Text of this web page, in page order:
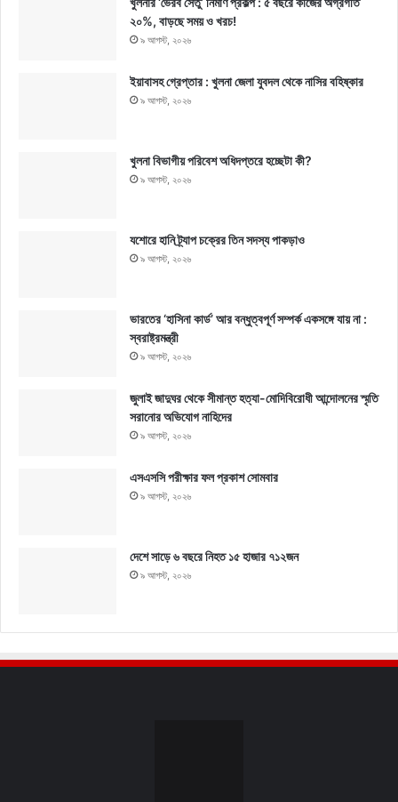
২০%, বাড়ছে সময় ও খরচ!
৯ আগস্ট, ২০২৬
ইয়াবাসহ গ্রেপ্তার : খুলনা জেলা যুবদল থেকে নাসির বহিষ্কার
৯ আগস্ট, ২০২৬
খুলনা বিভাগীয় পরিবেশ অধিদপ্তরে হচ্ছেটা কী?
৯ আগস্ট, ২০২৬
যশোরে হানি ট্র্যাপ চক্রের তিন সদস্য পাকড়াও
৯ আগস্ট, ২০২৬
ভারতের ‘হাসিনা কার্ড’ আর বন্ধুত্বপূর্ণ সম্পর্ক একসঙ্গে যায় না :
স্বরাষ্ট্রমন্ত্রী
৯ আগস্ট, ২০২৬
জুলাই জাদুঘর থেকে সীমান্ত হত্যা-মোদিবিরোধী আন্দোলনের স্মৃতি
সরানোর অভিযোগ নাহিদের
৯ আগস্ট, ২০২৬
এসএসসি পরীক্ষার ফল প্রকাশ সোমবার
৯ আগস্ট, ২০২৬
দেশে সাড়ে ৬ বছরে নিহত ১৫ হাজার ৭১২জন
৯ আগস্ট, ২০২৬